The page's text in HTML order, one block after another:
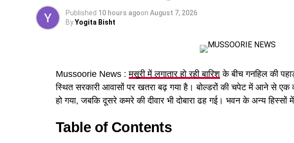
Published 10 hours agoon August 7, 2026
ByYogita Bisht
Mussoorie News :मसूरी में लगातार हो रही बारिश के बीच गनहिल की
स्थित सरकारी आवासों पर खतरा बढ़ गया है। बोल्डरों की चपेट में आने से एक
हो गया, जबकि दूसरे कमरे की दीवार भी दोबारा ढह गई। भवन के अन्य हिस्सों
Table of Contents